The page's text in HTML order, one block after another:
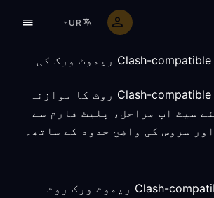
UR
سویڈن کے لیے Clash-compatible ریموٹ ورک کی
سویڈن کے لیے Clash-compatible روٹ کا موازنہ
سیٹ اپ مراحل، پلیٹ فارم سے
سروس کی واضح حدود کے ساتھ۔
سویڈن میں Clash-compatible ریموٹ ورک روٹ